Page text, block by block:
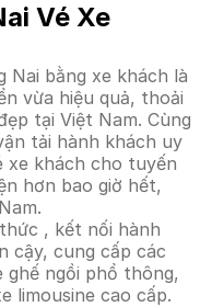
Vé Xe
bằng xe khách là
vừa hiệu quả, thoải
tại Việt Nam. Cùng
tải hành khách uy
xe khách cho tuyến
hơn bao giờ hết,
, kết nối hành
cậy, cung cấp các
ghế ngồi phổ thông,
limousine cao cấp.